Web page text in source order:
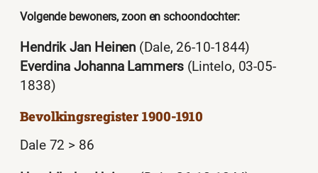
Volgende bewoners, zoon en schoondochter:
Hendrik Jan Heinen (Dale, 26-10-1844)
Everdina Johanna Lammers(Lintelo, 03-05-
1838)
Bevolkingsregister 1900-1910
Dale 72 > 86